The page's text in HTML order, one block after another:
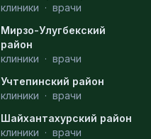
клиники · врачи
Мирзо-Улугбекский
район
клиники · врачи
Учтепинский район
клиники · врачи
Шайхантахурский район
клиники · врачи